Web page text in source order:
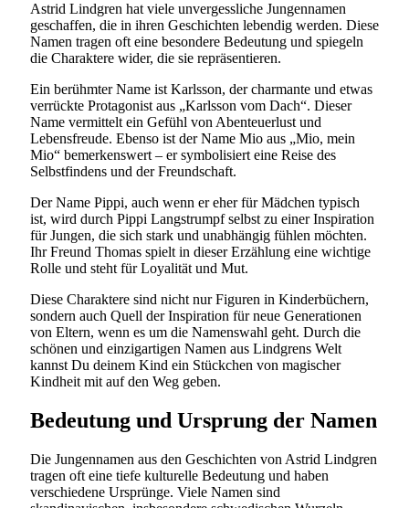
Astrid Lindgren hat viele unvergessliche Jungennamen
geschaffen, die in ihren Geschichten lebendig werden. Diese
Namen tragen oft eine besondere Bedeutung und spiegeln
die Charaktere wider, die sie repräsentieren.
Ein berühmter Name ist Karlsson, der charmante und etwas
verrückte Protagonist aus „Karlsson vom Dach“. Dieser
Name vermittelt ein Gefühl von Abenteuerlust und
Lebensfreude. Ebenso ist der Name Mio aus „Mio, mein
Mio“ bemerkenswert – er symbolisiert eine Reise des
Selbstfindens und der Freundschaft.
Der Name Pippi, auch wenn er eher für Mädchen typisch
ist, wird durch Pippi Langstrumpf selbst zu einer Inspiration
für Jungen, die sich stark und unabhängig fühlen möchten.
Ihr Freund Thomas spielt in dieser Erzählung eine wichtige
Rolle und steht für Loyalität und Mut.
Diese Charaktere sind nicht nur Figuren in Kinderbüchern,
sondern auch Quell der Inspiration für neue Generationen
von Eltern, wenn es um die Namenswahl geht. Durch die
schönen und einzigartigen Namen aus Lindgrens Welt
kannst Du deinem Kind ein Stückchen von magischer
Kindheit mit auf den Weg geben.
Bedeutung und Ursprung der Namen
Die Jungennamen aus den Geschichten von Astrid Lindgren
tragen oft eine tiefe kulturelle Bedeutung und haben
verschiedene Ursprünge. Viele Namen sind